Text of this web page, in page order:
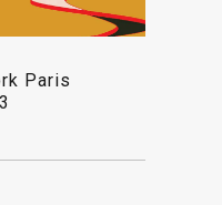
Paris